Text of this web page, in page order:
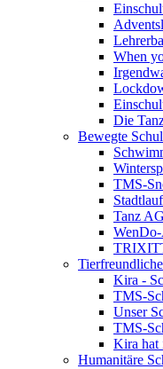
When
Die
Bewegte
TMS-
Tanz AG
Kira -
TMS-
Unser
TMS-
Kira hat
Humanitäre